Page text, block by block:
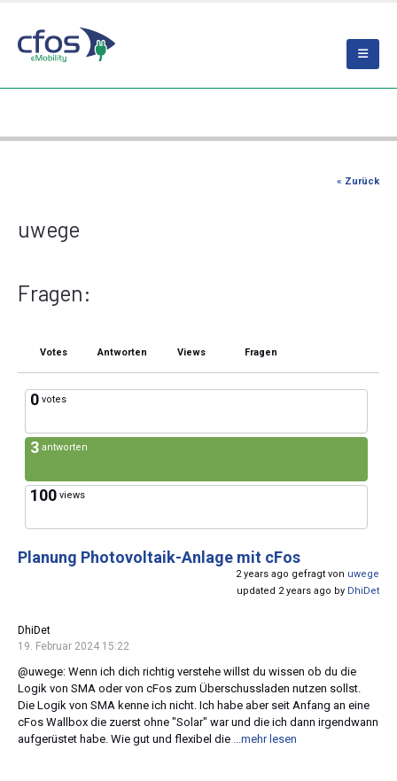
« Zurück
uwege
Fragen:
Votes Antworten Views Fragen
0 votes
3 antworten
100 views
Planung Photovoltaik-Anlage mit cFos
2 years ago gefragt von uwege
updated 2 years ago by DhiDet
DhiDet
19. Februar 2024 15:22
@uwege: Wenn ich dich richtig verstehe willst du wissen ob du die
Logik von SMA oder von cFos zum Überschussladen nutzen sollst.
Die Logik von SMA kenne ich nicht. Ich habe aber seit Anfang an eine
cFos Wallbox die zuerst ohne "Solar" war und die ich dann irgendwann
aufgerüstet habe. Wie gut und flexibel die ...mehr lesen